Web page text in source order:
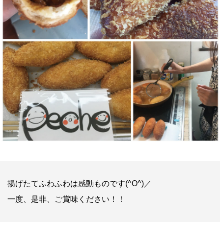
揚げたてふわふわは感動ものです(^O^)／
一度、是非、ご賞味ください！！